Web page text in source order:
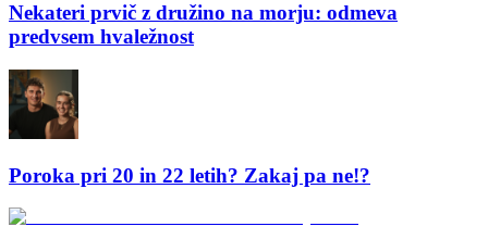
Nekateri prvič z družino na morju: odmeva
predvsem hvaležnost
Poroka pri 20 in 22 letih? Zakaj pa ne!?